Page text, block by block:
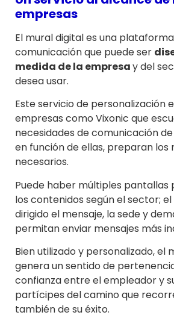
empresas
El mural digital es una
comunicación que puede ser
medida de la empresay del
desea usar.
Este servicio de personalización
empresas como Vixonic que
necesidades de comunicación
en función de ellas, preparan los
necesarios.
Puede haber múltiples
los contenidos según el sector;
dirigido el mensaje, la sede y
permitan enviar mensajes más
Bien utilizado y personalizado, el
genera un sentido de
confianza entre el empleador y
partícipes del camino que
también de su éxito.